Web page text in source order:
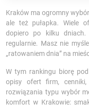
Kraków ma ogromny
ale też pułapka. Wiele
dopiero po kilku
regularnie. Masz nie
„ratowaniem dnia” na
W tym rankingu biorę
opisy ofert firm,
rozwiązania typu wybór
komfort w Krakowie: